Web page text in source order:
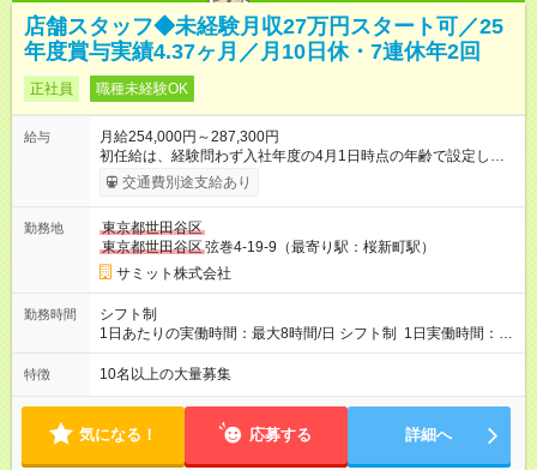
店舗スタッフ◆未経験月収27万円スタート可／25
年度賞与実績4.37ヶ月／月10日休・7連休年2回
正社員 職種未経験OK
給与
月給254,000円～287,300円
初任給は、経験問わず入社年度の4月1日時点の年齢で設定しま
す。 ■27歳以上：月給28万7300円 ■26歳 ：月給28万3300
円 ■25歳 ：月給27万9300円 ■24歳 ：月給27万5300円
歳 ：月給26万円 ■20歳 ：月給25万4000円 ■キャリアパ
スについて■ 配属後は経験を積み、サブチーフ・チーフ（部門運
営責任者）を目指します。 チーフは接客や作業のほか、販売計
画や売場作り、社員教育も担当。副店長・店長へ昇進すれば給
与も大幅アップします。 また年1回キャリア希望を出せ、商品
部・営業企画部・総務部・経理部など本部スタッフへの挑戦も
発・経理部への異動例もあり、自身の可能性を広げられる環境
です！ 【試用期間】試用期間あり 試用期間の長さ：3ヶ月 雇用
形態、給与は本採用時と同じです。
交通費別途支給あり
勤務地
東京都世田谷区
東京都世田谷区弦巻4-19-9（最寄り駅：桜新町駅）
サミット株式会社
勤務時間
シフト制
1日あたりの実働時間：最大8時間/日 シフト制 1日実働時間：最
大8時間(休憩1時間) 月10日休 【シフト例】 8:00～17:00 10:00
～19:00 12:00～21:00 ほか 深夜営業店舗(22時～25時閉店)に
めの深夜勤務はありません。 月平均残業時間20～30h程度
特徴 10名以上の大量募集
気になる！ 応募する 詳細へ